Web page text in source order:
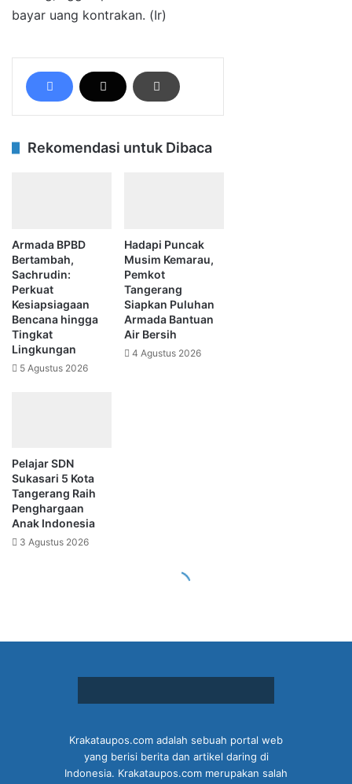
Krakataupos.com adalah sebuah portal web
yang berisi berita dan artikel daring di
Indonesia. Krakataupos.com merupakan salah